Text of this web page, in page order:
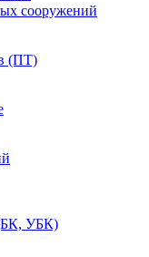
сооружений
(ПТ)
(БК, УБК)